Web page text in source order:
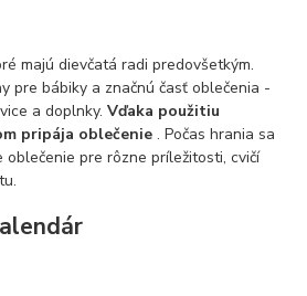
majú dievčatá radi predovšetkým.
pre bábiky a značnú časť oblečenia -
a doplnky.Vďaka použitiu
pripája oblečenie. Počas hrania sa
pre rôzne príležitosti, cvičí